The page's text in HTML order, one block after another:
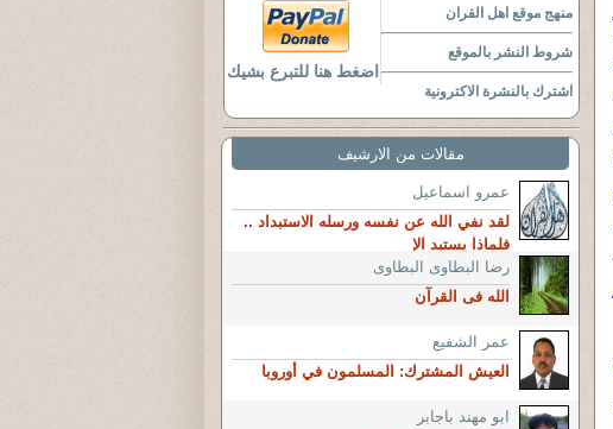
منهج موقع اهل القران
شروط النشر بالموقع
اشترك بالنشرة الاكترونية
اضغط هنا للتبرع بشيك
مقالات من الارشيف
عمرو اسماعيل
لقد نفي الله عن نفسه ورسله الاستبداد ..
فلماذا يستبد الإ
رضا البطاوى البطاوى
الله فى القرآن
عمر الشفيع
العيش المشترك: المسلمون في أوروبا
ابو مهند باجابر